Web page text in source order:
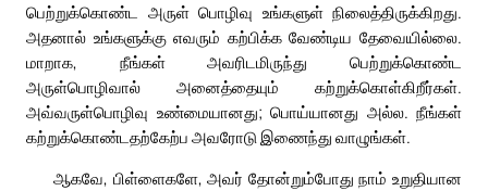
பெற்றுக்கொண்ட அருள் பொழிவு உங்களுள் நிலைத்திருக்கிறது.
அதனால் உங்களுக்கு எவரும் கற்பிக்க வேண்டிய தேவையில்லை.
மாறாக, நீங்கள் அவரிடமிருந்து பெற்றுக்கொண்ட
அருள்பொழிவால் அனைத்தையும் கற்றுக்கொள்கிறீர்கள்.
அவ்வருள்பொழிவு உண்மையானது; பொய்யானது அல்ல. நீங்கள்
கற்றுக்கொண்டதற்கேற்ப அவரோடு இணைந்து வாழுங்கள்.
ஆகவே, பிள்ளைகளே, அவர் தோன்றும்போது நாம் உறுதியான